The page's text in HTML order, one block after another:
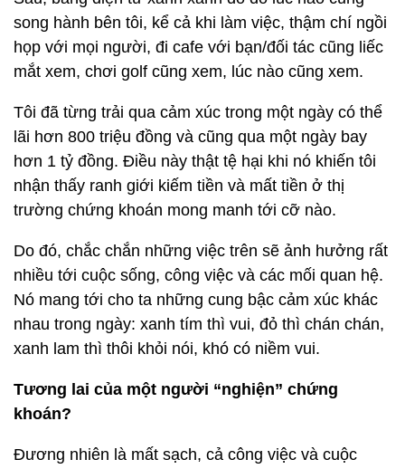
song hành bên tôi, kể cả khi làm việc, thậm chí ngồi
họp với mọi người, đi cafe với bạn/đối tác cũng liếc
mắt xem, chơi golf cũng xem, lúc nào cũng xem.
Tôi đã từng trải qua cảm xúc trong một ngày có thể
lãi hơn 800 triệu đồng và cũng qua một ngày bay
hơn 1 tỷ đồng. Điều này thật tệ hại khi nó khiến tôi
nhận thấy ranh giới kiếm tiền và mất tiền ở thị
trường chứng khoán mong manh tới cỡ nào.
Do đó, chắc chắn những việc trên sẽ ảnh hưởng rất
nhiều tới cuộc sống, công việc và các mối quan hệ.
Nó mang tới cho ta những cung bậc cảm xúc khác
nhau trong ngày: xanh tím thì vui, đỏ thì chán chán,
xanh lam thì thôi khỏi nói, khó có niềm vui.
Tương lai của một người “nghiện” chứng
khoán?
Đương nhiên là mất sạch, cả công việc và cuộc